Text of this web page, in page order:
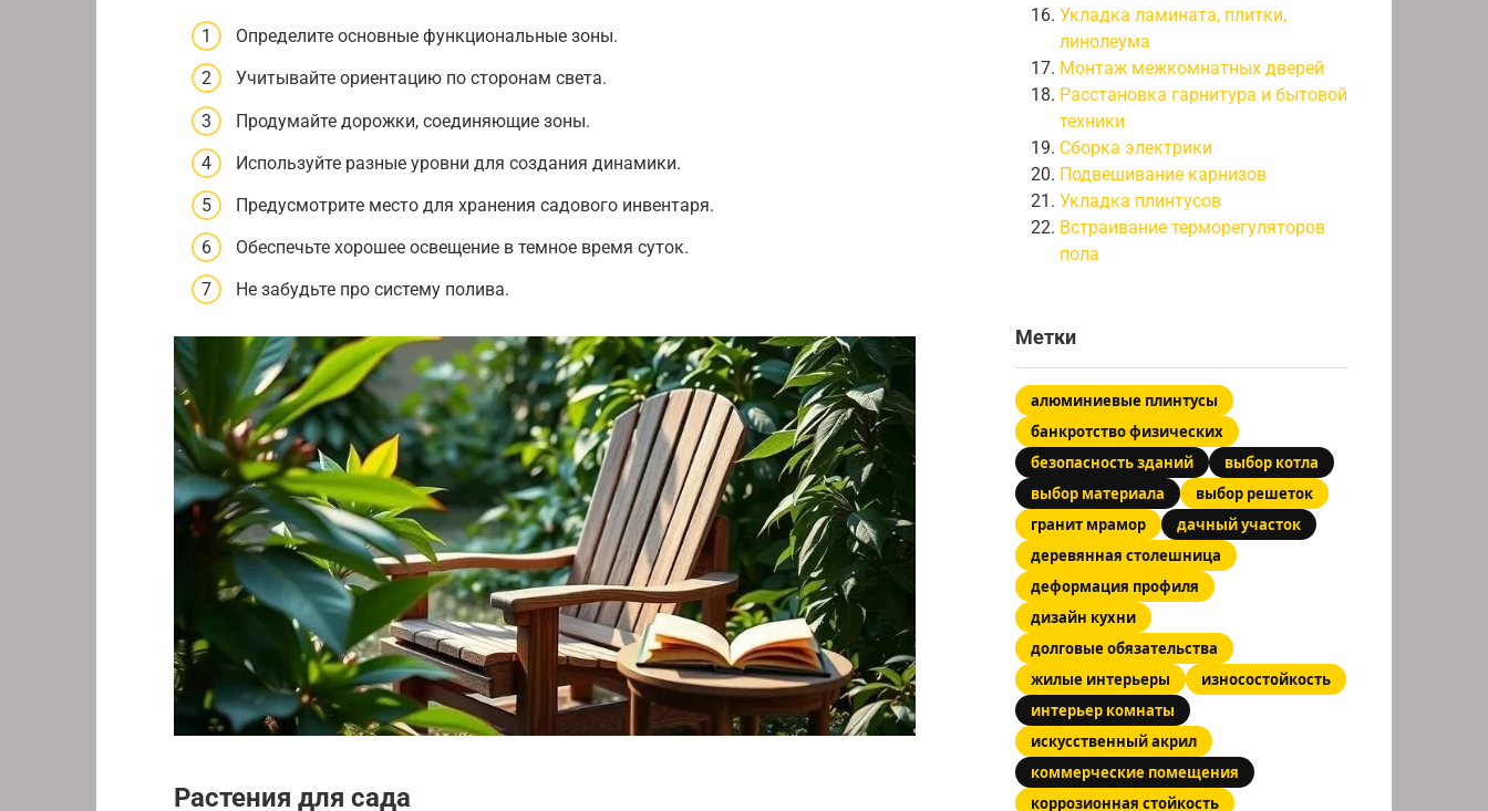
Определите основные функциональные зоны.
Учитывайте ориентацию по сторонам света.
Продумайте дорожки, соединяющие зоны.
Используйте разные уровни для создания динамики.
Предусмотрите место для хранения садового инвентаря.
Обеспечьте хорошее освещение в темное время суток.
Не забудьте про систему полива.
Растения для сада
Укладка ламината, плитки,
линолеума
Монтаж межкомнатных дверей
Расстановка гарнитура и бытовой
техники
Сборка электрики
Подвешивание карнизов
Укладка плинтусов
Встраивание терморегуляторов
пола
Метки
алюминиевые плинтусы
банкротство физических
безопасность зданий
выбор котла
выбор материала
выбор решеток
гранит мрамор
дачный участок
деревянная столешница
деформация профиля
дизайн кухни
долговые обязательства
жилые интерьеры
износостойкость
интерьер комнаты
искусственный акрил
коммерческие помещения
коррозионная стойкость